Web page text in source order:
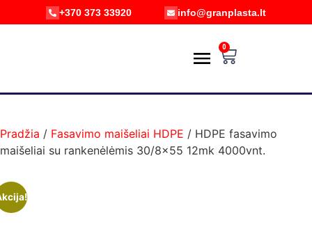
+370 373 33920 info@granplasta.lt
0
Pradžia / Fasavimo maišeliai HDPE / HDPE fasavimo
maišeliai su rankenėlėmis 30/8×55 12mk 4000vnt.